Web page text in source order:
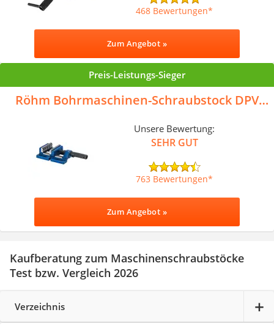
468 Bewertungen
Zum Angebot »
Preis-Leistungs-Sieger
Röhm Bohrmaschinen-Schraubstock DPV
Unsere Bewertung:
SEHR GUT
763 Bewertungen
Zum Angebot »
Kaufberatung zum Maschinenschraubstöcke
Test bzw. Vergleich 2026
Verzeichnis